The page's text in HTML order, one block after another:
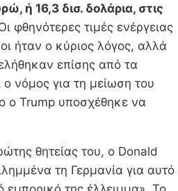
ή 16,3 δισ. δολάρια, στις
φθηνότερες τιμές ενέργειας
ήταν ο κύριος λόγος, αλλά
επίσης από τα
νόμος για τη μείωση του
ο Trump υποσχέθηκε να
θητείας του, ο Donald
τη Γερμανία για αυτό